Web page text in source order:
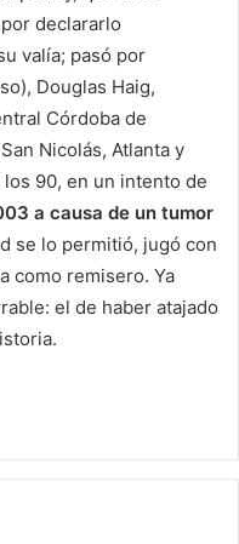
declararlo
valía; pasó por
Douglas Haig,
Córdoba de
Nicolás, Atlanta y
90, en un intento de
a causa de un tumor
se lo permitió, jugó con
como remisero. Ya
el de haber atajado